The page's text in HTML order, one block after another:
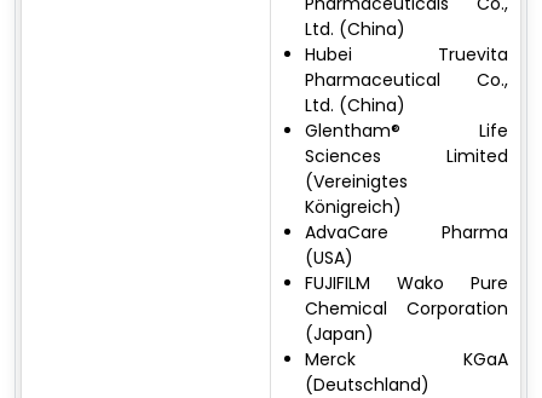
Ltd. (China)
Hubei Truevita
Pharmaceutical Co.,
Ltd. (China)
Glentham® Life
Sciences Limited
(Vereinigtes
Königreich)
AdvaCare Pharma
(USA)
FUJIFILM Wako Pure
Chemical Corporation
(Japan)
Merck KGaA
(Deutschland)